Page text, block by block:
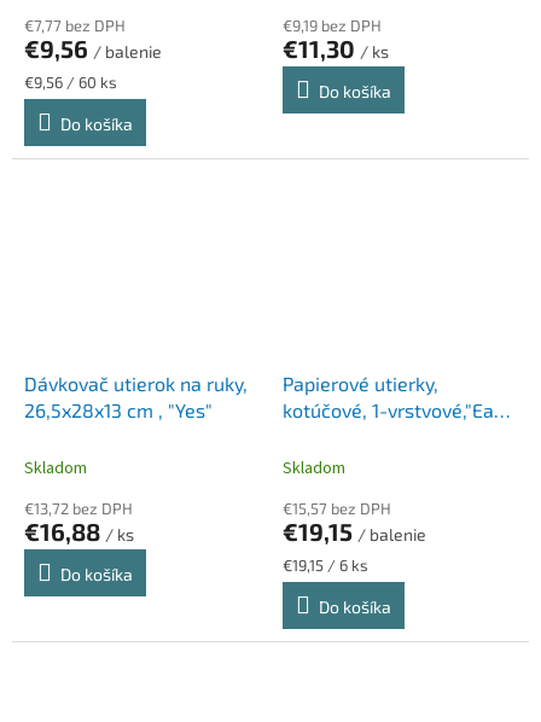
€7,77 bez DPH
€9,56 / balenie
Jednotková
cena:
€9,56 / 60 ks
Do košíka
€9,19 bez DPH
€11,30 / ks
Do košíka
Dávkovač utierok na ruky,
26,5x28x13 cm , "Yes"
Skladom
€13,72 bez DPH
€16,88 / ks
Do košíka
Papierové utierky,
kotúčové, 1-vrstvové,"Easy
Skladom
€15,57 bez DPH
€19,15 / balenie
Jednotková
cena:
€19,15 / 6 ks
Do košíka